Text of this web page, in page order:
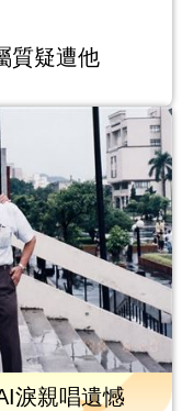
質疑遭他
淚親唱遺憾